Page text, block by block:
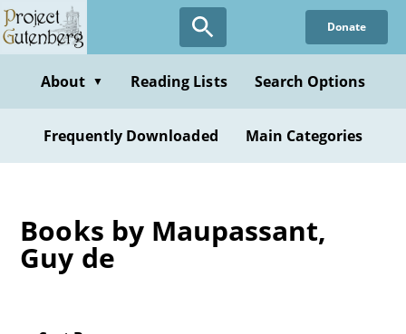
Skip
to
content
Donate
About ▼ Reading Lists Search Options
Frequently Downloaded Main Categories
Books by Maupassant,
Guy de